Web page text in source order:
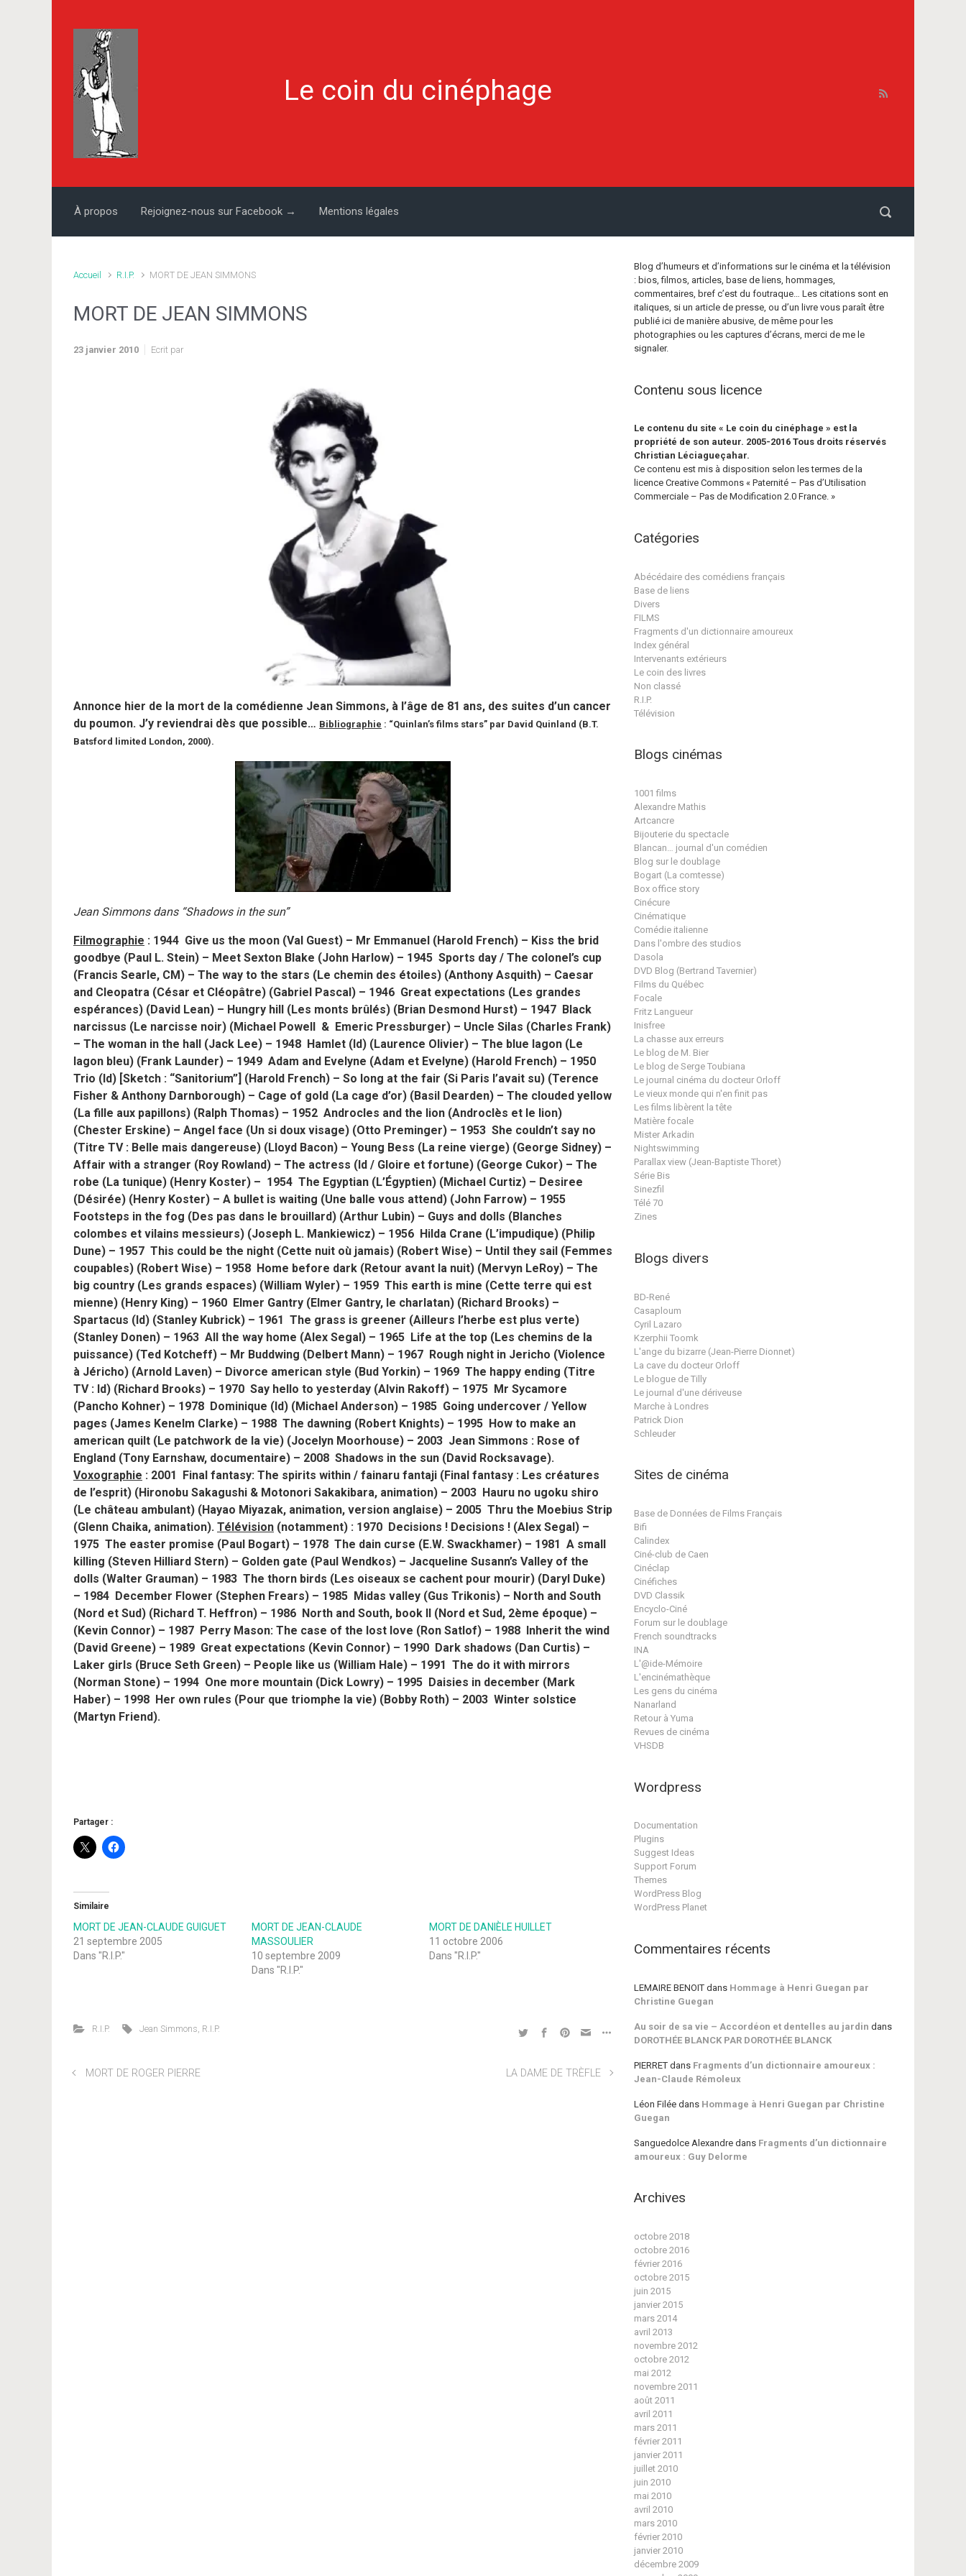
Le coin du cinéphage
À propos Rejoignez-nous sur Facebook → Mentions légales
Accueil R.I.P. MORT DE JEAN SIMMONS
MORT DE JEAN SIMMONS
23 janvier 2010 Ecrit par
Annonce hier de la mort de la comédienne Jean Simmons, à l’âge de 81 ans, des suites d’un cancer
du poumon. J’y reviendrai dès que possible… Bibliographie : “Quinlan’s films stars” par David Quinland (B.T.
Batsford limited London, 2000).
Jean Simmons dans “Shadows in the sun”
Filmographie : 1944 Give us the moon (Val Guest) – Mr Emmanuel (Harold French) – Kiss the brid
goodbye (Paul L. Stein) – Meet Sexton Blake (John Harlow) – 1945 Sports day / The colonel’s cup
(Francis Searle, CM) – The way to the stars (Le chemin des étoiles) (Anthony Asquith) – Caesar
and Cleopatra (César et Cléopâtre) (Gabriel Pascal) – 1946 Great expectations (Les grandes
espérances) (David Lean) – Hungry hill (Les monts brûlés) (Brian Desmond Hurst) – 1947 Black
narcissus (Le narcisse noir) (Michael Powell & Emeric Pressburger) – Uncle Silas (Charles Frank)
– The woman in the hall (Jack Lee) – 1948 Hamlet (Id) (Laurence Olivier) – The blue lagon (Le
lagon bleu) (Frank Launder) – 1949 Adam and Evelyne (Adam et Evelyne) (Harold French) – 1950
Trio (Id) [Sketch : “Sanitorium”] (Harold French) – So long at the fair (Si Paris l’avait su) (Terence
Fisher & Anthony Darnborough) – Cage of gold (La cage d’or) (Basil Dearden) – The clouded yellow
(La fille aux papillons) (Ralph Thomas) – 1952 Androcles and the lion (Androclès et le lion)
(Chester Erskine) – Angel face (Un si doux visage) (Otto Preminger) – 1953 She couldn’t say no
(Titre TV : Belle mais dangereuse) (Lloyd Bacon) – Young Bess (La reine vierge) (George Sidney) –
Affair with a stranger (Roy Rowland) – The actress (Id / Gloire et fortune) (George Cukor) – The
robe (La tunique) (Henry Koster) – 1954 The Egyptian (L’Égyptien) (Michael Curtiz) – Desiree
(Désirée) (Henry Koster) – A bullet is waiting (Une balle vous attend) (John Farrow) – 1955
Footsteps in the fog (Des pas dans le brouillard) (Arthur Lubin) – Guys and dolls (Blanches
colombes et vilains messieurs) (Joseph L. Mankiewicz) – 1956 Hilda Crane (L’impudique) (Philip
Dune) – 1957 This could be the night (Cette nuit où jamais) (Robert Wise) – Until they sail (Femmes
coupables) (Robert Wise) – 1958 Home before dark (Retour avant la nuit) (Mervyn LeRoy) – The
big country (Les grands espaces) (William Wyler) – 1959 This earth is mine (Cette terre qui est
mienne) (Henry King) – 1960 Elmer Gantry (Elmer Gantry, le charlatan) (Richard Brooks) –
Spartacus (Id) (Stanley Kubrick) – 1961 The grass is greener (Ailleurs l’herbe est plus verte)
(Stanley Donen) – 1963 All the way home (Alex Segal) – 1965 Life at the top (Les chemins de la
puissance) (Ted Kotcheff) – Mr Buddwing (Delbert Mann) – 1967 Rough night in Jericho (Violence
à Jéricho) (Arnold Laven) – Divorce american style (Bud Yorkin) – 1969 The happy ending (Titre
TV : Id) (Richard Brooks) – 1970 Say hello to yesterday (Alvin Rakoff) – 1975 Mr Sycamore
(Pancho Kohner) – 1978 Dominique (Id) (Michael Anderson) – 1985 Going undercover / Yellow
pages (James Kenelm Clarke) – 1988 The dawning (Robert Knights) – 1995 How to make an
american quilt (Le patchwork de la vie) (Jocelyn Moorhouse) – 2003 Jean Simmons : Rose of
England (Tony Earnshaw, documentaire) – 2008 Shadows in the sun (David Rocksavage).
Voxographie : 2001 Final fantasy: The spirits within / fainaru fantaji (Final fantasy : Les créatures
de l’esprit) (Hironobu Sakagushi & Motonori Sakakibara, animation) – 2003 Hauru no ugoku shiro
(Le château ambulant) (Hayao Miyazak, animation, version anglaise) – 2005 Thru the Moebius Strip
(Glenn Chaika, animation). Télévision (notamment) : 1970 Decisions ! Decisions ! (Alex Segal) –
1975 The easter promise (Paul Bogart) – 1978 The dain curse (E.W. Swackhamer) – 1981 A small
killing (Steven Hilliard Stern) – Golden gate (Paul Wendkos) – Jacqueline Susann’s Valley of the
dolls (Walter Grauman) – 1983 The thorn birds (Les oiseaux se cachent pour mourir) (Daryl Duke)
– 1984 December Flower (Stephen Frears) – 1985 Midas valley (Gus Trikonis) – North and South
(Nord et Sud) (Richard T. Heffron) – 1986 North and South, book II (Nord et Sud, 2ème époque) –
(Kevin Connor) – 1987 Perry Mason: The case of the lost love (Ron Satlof) – 1988 Inherit the wind
(David Greene) – 1989 Great expectations (Kevin Connor) – 1990 Dark shadows (Dan Curtis) –
Laker girls (Bruce Seth Green) – People like us (William Hale) – 1991 The do it with mirrors
(Norman Stone) – 1994 One more mountain (Dick Lowry) – 1995 Daisies in december (Mark
Haber) – 1998 Her own rules (Pour que triomphe la vie) (Bobby Roth) – 2003 Winter solstice
(Martyn Friend).
Partager :
Similaire
MORT DE JEAN-CLAUDE GUIGUET
21 septembre 2005
Dans "R.I.P."
MORT DE JEAN-CLAUDE
MASSOULIER
10 septembre 2009
Dans "R.I.P."
MORT DE DANIÈLE HUILLET
11 octobre 2006
Dans "R.I.P."
R.I.P. Jean Simmons R.I.P.
MORT DE ROGER PIERRE LA DAME DE TRÈFLE
Blog d’humeurs et d’informations sur le cinéma et la télévision
: bios, filmos, articles, base de liens, hommages,
commentaires, bref c’est du foutraque… Les citations sont en
italiques, si un article de presse, ou d’un livre vous paraît être
publié ici de manière abusive, de même pour les
photographies ou les captures d’écrans, merci de me le
signaler.
Contenu sous licence
Le contenu du site « Le coin du cinéphage » est la
propriété de son auteur. 2005-2016 Tous droits réservés
Christian Léciagueçahar.
Ce contenu est mis à disposition selon les termes de la
licence Creative Commons « Paternité – Pas d’Utilisation
Commerciale – Pas de Modification 2.0 France. »
Catégories
Abécédaire des comédiens français
Base de liens
Divers
FILMS
Fragments d'un dictionnaire amoureux
Index général
Intervenants extérieurs
Le coin des livres
Non classé
R.I.P.
Télévision
Blogs cinémas
1001 films
Alexandre Mathis
Artcancre
Bijouterie du spectacle
Blancan… journal d'un comédien
Blog sur le doublage
Bogart (La comtesse)
Box office story
Cinécure
Cinématique
Comédie italienne
Dans l'ombre des studios
Dasola
DVD Blog (Bertrand Tavernier)
Films du Québec
Focale
Fritz Langueur
Inisfree
La chasse aux erreurs
Le blog de M. Bier
Le blog de Serge Toubiana
Le journal cinéma du docteur Orloff
Le vieux monde qui n'en finit pas
Les films libèrent la tête
Matière focale
Mister Arkadin
Nightswimming
Parallax view (Jean-Baptiste Thoret)
Série Bis
Sinezfil
Télé 70
Zines
Blogs divers
BD-René
Casaploum
Cyril Lazaro
Kzerphii Toomk
L'ange du bizarre (Jean-Pierre Dionnet)
La cave du docteur Orloff
Le blogue de Tilly
Le journal d'une dériveuse
Marche à Londres
Patrick Dion
Schleuder
Sites de cinéma
Base de Données de Films Français
Bifi
Calindex
Ciné-club de Caen
Cinéclap
Cinéfiches
DVD Classik
Encyclo-Ciné
Forum sur le doublage
French soundtracks
INA
L'@ide-Mémoire
L'encinémathèque
Les gens du cinéma
Nanarland
Retour à Yuma
Revues de cinéma
VHSDB
Wordpress
Documentation
Plugins
Suggest Ideas
Support Forum
Themes
WordPress Blog
WordPress Planet
Commentaires récents
LEMAIRE BENOIT dans Hommage à Henri Guegan par
Christine Guegan
Au soir de sa vie – Accordéon et dentelles au jardin dans
DOROTHÉE BLANCK PAR DOROTHÉE BLANCK
PIERRET dans Fragments d’un dictionnaire amoureux :
Jean-Claude Rémoleux
Léon Filée dans Hommage à Henri Guegan par Christine
Guegan
Sanguedolce Alexandre dans Fragments d’un dictionnaire
amoureux : Guy Delorme
Archives
octobre 2018
octobre 2016
février 2016
octobre 2015
juin 2015
janvier 2015
mars 2014
avril 2013
novembre 2012
octobre 2012
mai 2012
novembre 2011
août 2011
avril 2011
mars 2011
février 2011
janvier 2011
juillet 2010
juin 2010
mai 2010
avril 2010
mars 2010
février 2010
janvier 2010
décembre 2009